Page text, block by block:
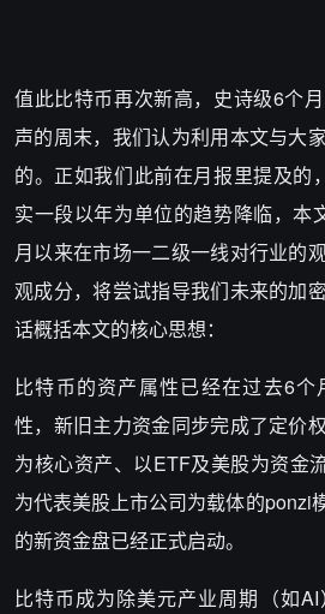
值此比特币再次新高，史诗级6个
声的周末，我们认为利用本文与大
的。正如我们此前在月报里提及的
实一段以年为单位的趋势降临，本
月以来在市场一二级一线对行业的
观成分，将尝试指导我们未来的加
话概括本文的核心思想：
比特币的资产属性已经在过去6
性，新旧主力资金同步完成了定价
为核心资产、以ETF及美股为资金
为代表美股上市公司为载体的ponzi
的新资金盘已经正式启动。
比特币成为除美元产业周期（如